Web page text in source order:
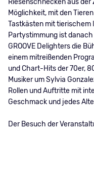
Riesenschnecken aus der
Möglichkeit, mit den
Tastkästen mit tierischem
Partystimmung ist
GROOVE Delighters die
einem mitreißenden
und Chart-Hits der 70er,
Musiker um Sylvia
Rollen und Auftritte mit
Geschmack und jedes
Der Besuch der